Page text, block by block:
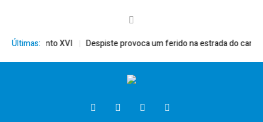
Últimas:Bento XVI Despiste provoca um ferido na estrada do campo